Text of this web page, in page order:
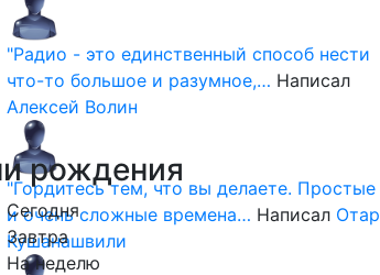
"Радио - это единственный способ нести
что-то большое и разумное,… Написал
Алексей Волин
"Гордитесь тем, что вы делаете. Простые
и очень сложные времена… Написал Отар
Кушанашвили
рождения
Сегодня
Завтра
На неделю